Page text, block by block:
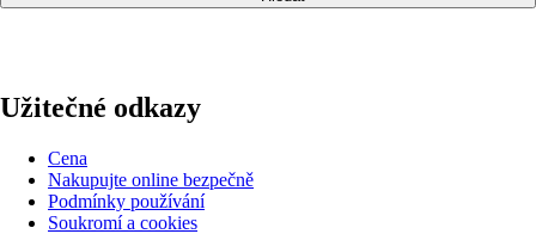
Užitečné odkazy
Cena
Nakupujte online bezpečně
Podmínky používání
Soukromí a cookies